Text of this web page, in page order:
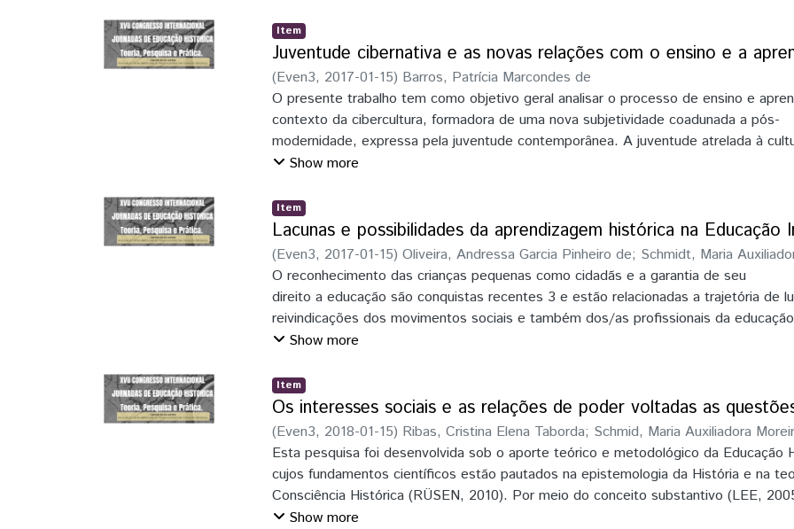
Item
Juventude cibernativa e as novas relações com o ensino e a
(Even3, 2017-01-15) Barros, Patrícia Marcondes de
O presente trabalho tem como objetivo geral analisar o processo de ensino e
contexto da cibercultura, formadora de uma nova subjetividade coadunada a pós-
modernidade, expressa pela juventude contemporânea. A juventude atrelada à
apresenta expectativas e saberes diferenciados das gerações anteriores em
interlocuções com a psicologia, a comunicação, a sociologia e a história, a exemplo,
perscrutando as novas relações educacionais frente ao horizonte de possibilidades
Tratamos aqui, de repensar o processo ensino-aprendizagem sob a égide das
paradigmáticas postuladas pela cibercultura, conferindo novos sentidos,
espaços e, também, reagindo à liquidez da pós-modernidade em prol de uma
apenas consonante às tecnologias, mas também humanista e aberta à
diversidade dos “meios e mensagens” que a contemporaneidade nos traz
Show more
Item
Lacunas e possibilidades da aprendizagem histórica na Educação
(Even3, 2017-01-15) Oliveira, Andressa Garcia Pinheiro de; Schmidt, Maria
O reconhecimento das crianças pequenas como cidadãs e a garantia de seu
direito a educação são conquistas recentes 3 e estão relacionadas a trajetória de
reivindicações dos movimentos sociais e também dos/as profissionais da
A produção acadêmica e os direitos conquistados no decorrer das últimas três
concebida como sujeito histórico e de direitos, que constrói sentidos sobre a
sociedade, não apenas reproduzindo elementos da cultura em que está inserida,
também interferindo nela, produzindo cultura
Show more
Item
Os interesses sociais e as relações de poder voltadas as
(Even3, 2018-01-15) Ribas, Cristina Elena Taborda; Schmid, Maria Auxiliadora
Esta pesquisa foi desenvolvida sob o aporte teórico e metodológico da Educação
cujos fundamentos científicos estão pautados na epistemologia da História e na
Consciência Histórica (RÜSEN, 2010). Por meio do conceito substantivo (LEE,
interesses sociais e as relações de poder voltadas as questões indígenas, busca
Show more